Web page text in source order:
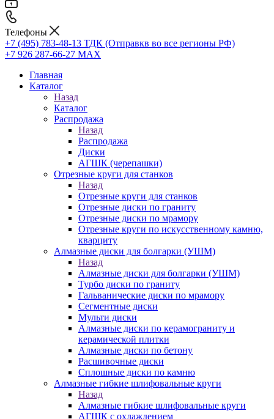
Телефоны
+7 (495) 783-48-13 ТДК (Отправкв во все регионы РФ)
+7 926 287-66-27 МАХ
Главная
Каталог
Назад
Каталог
Распродажа
Назад
Распродажа
Диски
АГШК (черепашки)
Отрезные круги для станков
Назад
Отрезные круги для станков
Отрезные диски по граниту
Отрезные диски по мрамору
Отрезные круги по искусственному камню,
кварциту
Алмазные диски для болгарки (УШМ)
Назад
Алмазные диски для болгарки (УШМ)
Турбо диски по граниту
Гальванические диски по мрамору
Сегментные диски
Мульти диски
Алмазные диски по керамограниту и
керамической плитки
Алмазные диски по бетону
Расшивочные диски
Сплошные диски по камню
Алмазные гибкие шлифовальные круги
Назад
Алмазные гибкие шлифовальные круги
АГШК с охлаждением